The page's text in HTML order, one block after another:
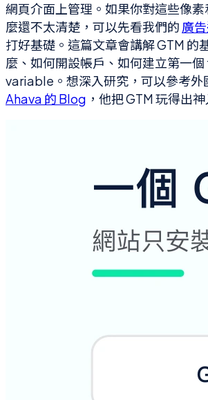
網頁介面上管理。如果你對這些像
麼還不太清楚，可以先看我們的 廣
打好基礎。這篇文章會講解 GTM 的
麼、如何開設帳戶、如何建立第一
variable。想深入研究，可以參考外
Ahava 的 Blog ，他把 GTM 玩得出神